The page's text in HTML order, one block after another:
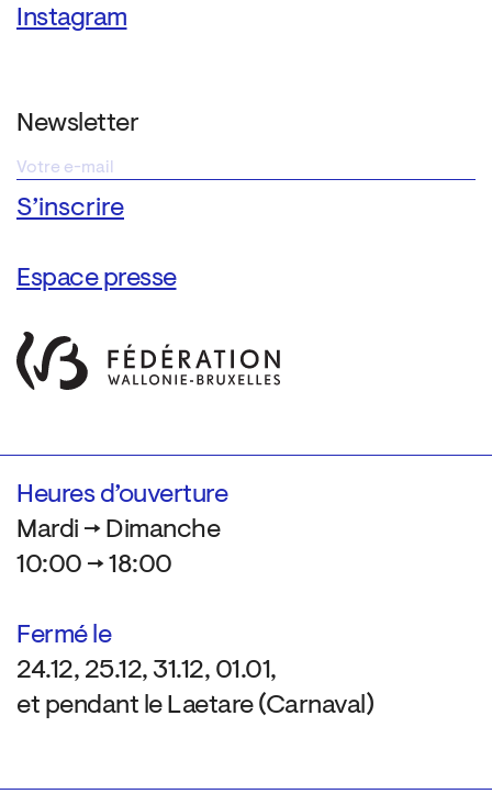
Instagram
Newsletter
Espace presse
Heures d’ouverture
Mardi → Dimanche
10:00 → 18:00
Fermé le
24.12, 25.12, 31.12, 01.01,
et pendant le Laetare (Carnaval)